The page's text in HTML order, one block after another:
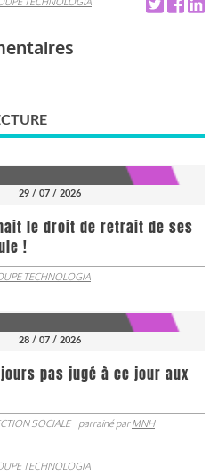
29 / 07 / 2026
le droit de retrait de ses
!
TECHNOLOGIA
28 / 07 / 2026
pas jugé à ce jour aux
SOCIALE parrainé parMNH
TECHNOLOGIA